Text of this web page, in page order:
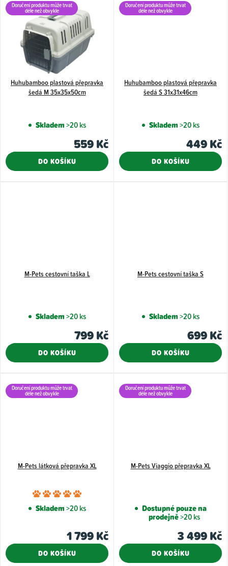
Doručení produktu může trvat
déle než obvykle
Huhubamboo plastová přepravka
šedá M 35x35x50cm
Skladem>20 ks
559 Kč
DO KOŠÍKU
Doručení produktu může trvat
déle než obvykle
Huhubamboo plastová přepravka
šedá S 31x31x46cm
Skladem>20 ks
449 Kč
DO KOŠÍKU
M-Pets cestovní taška L
Skladem>20 ks
799 Kč
DO KOŠÍKU
M-Pets cestovní taška S
Skladem>20 ks
699 Kč
DO KOŠÍKU
Doručení produktu může trvat
déle než obvykle
M-Pets látková přepravka XL
Průměrné
hodnocení
je
5,0
Skladem>20 ks
1 799 Kč
DO KOŠÍKU
Doručení produktu může trvat
déle než obvykle
M-Pets Viaggio přepravka XL
Dostupné pouze na
prodejně>20 ks
3 499 Kč
DO KOŠÍKU